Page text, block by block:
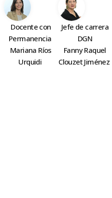
Docente con
Permanencia
Mariana Ríos
Urquidi
Jefe de carrera
DGN
Fanny Raquel
Clouzet Jiménez